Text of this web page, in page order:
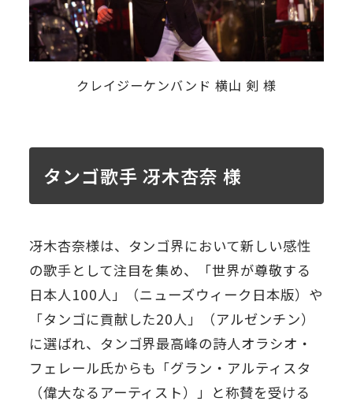
クレイジーケンバンド 横山 剣 様
タンゴ歌手 冴木杏奈 様
冴木杏奈様は、タンゴ界において新しい感性
の歌手として注目を集め、「世界が尊敬する
日本人100人」（ニューズウィーク日本版）や
「タンゴに貢献した20人」（アルゼンチン）
に選ばれ、タンゴ界最高峰の詩人オラシオ・
フェレール氏からも「グラン・アルティスタ
（偉大なるアーティスト）」と称賛を受ける